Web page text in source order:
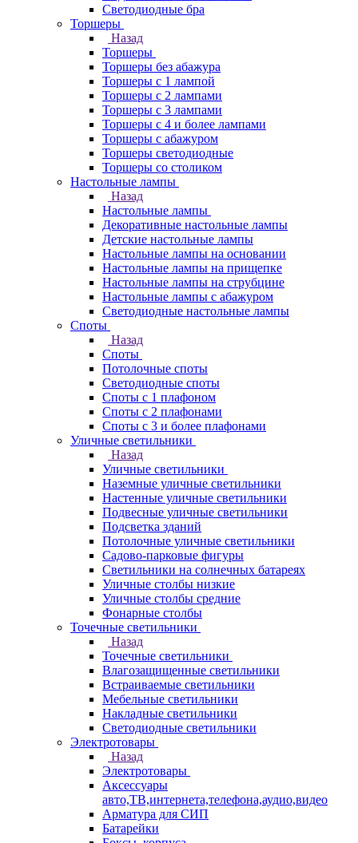
Светодиодные бра
Торшеры
Назад
Торшеры
Торшеры без абажура
Торшеры с 1 лампой
Торшеры с 2 лампами
Торшеры с 3 лампами
Торшеры с 4 и более лампами
Торшеры с абажуром
Торшеры светодиодные
Торшеры со столиком
Настольные лампы
Назад
Настольные лампы
Декоративные настольные лампы
Детские настольные лампы
Настольные лампы на основании
Настольные лампы на прищепке
Настольные лампы на струбцине
Настольные лампы с абажуром
Светодиодные настольные лампы
Споты
Назад
Споты
Потолочные споты
Светодиодные споты
Споты с 1 плафоном
Споты с 2 плафонами
Споты с 3 и более плафонами
Уличные светильники
Назад
Уличные светильники
Наземные уличные светильники
Настенные уличные светильники
Подвесные уличные светильники
Подсветка зданий
Потолочные уличные светильники
Садово-парковые фигуры
Светильники на солнечных батареях
Уличные столбы низкие
Уличные столбы средние
Фонарные столбы
Точечные светильники
Назад
Точечные светильники
Влагозащищенные светильники
Встраиваемые светильники
Мебельные светильники
Накладные светильники
Светодиодные светильники
Электротовары
Назад
Электротовары
Аксессуары
авто,ТВ,интернета,телефона,аудио,видео
Арматура для СИП
Батарейки